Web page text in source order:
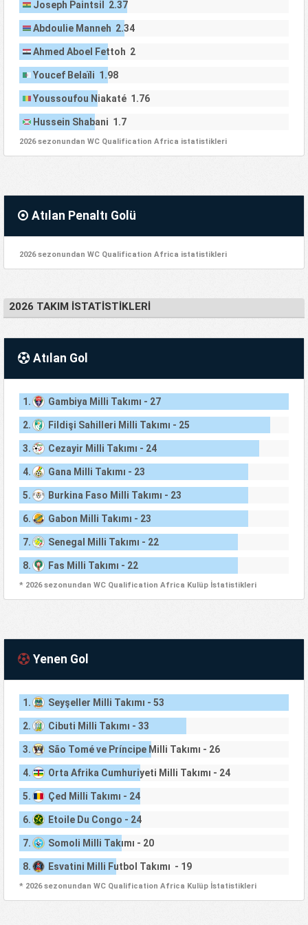
Joseph Paintsil 2.37
Abdoulie Manneh 2.34
Ahmed Aboel Fettoh 2
Youcef Belaïli 1.98
Youssoufou Niakaté 1.76
Hussein Shabani 1.7
2026 sezonundan WC Qualification Africa istatistikleri
Atılan Penaltı Golü
2026 sezonundan WC Qualification Africa istatistikleri
2026 TAKIM İSTATISTIKLERI
Atılan Gol
1. Gambiya Milli Takımı - 27
2. Fildişi Sahilleri Milli Takımı - 25
3. Cezayir Milli Takımı - 24
4. Gana Milli Takımı - 23
5. Burkina Faso Milli Takımı - 23
6. Gabon Milli Takımı - 23
7. Senegal Milli Takımı - 22
8. Fas Milli Takımı - 22
* 2026 sezonundan WC Qualification Africa Kulüp İstatistikleri
Yenen Gol
1. Seyşeller Milli Takımı - 53
2. Cibuti Milli Takımı - 33
3. São Tomé ve Príncipe Milli Takımı - 26
4. Orta Afrika Cumhuriyeti Milli Takımı - 24
5. Çed Milli Takımı - 24
6. Etoile Du Congo - 24
7. Somoli Milli Takımı - 20
8. Esvatini Milli Futbol Takımı - 19
* 2026 sezonundan WC Qualification Africa Kulüp İstatistikleri